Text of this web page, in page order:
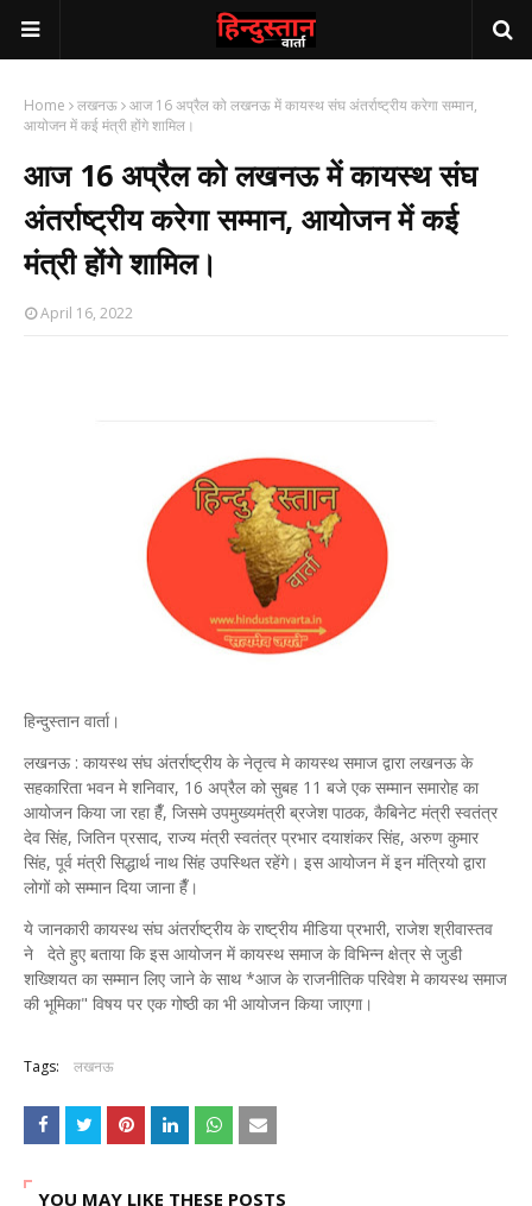
Home लखनऊ आज 16 अप्रैल को लखनऊ में कायस्थ संघ अंतर्राष्ट्रीय करेगा सम्मान,
आयोजन में कई मंत्री होंगे शामिल।
आज 16 अप्रैल को लखनऊ में कायस्थ संघ
अंतर्राष्ट्रीय करेगा सम्मान, आयोजन में कई
मंत्री होंगे शामिल।
April 16, 2022
हिन्दुस्तान वार्ता।
लखनऊ : कायस्थ संघ अंतर्राष्ट्रीय के नेतृत्व मे कायस्थ समाज द्वारा लखनऊ के
सहकारिता भवन मे शनिवार, 16 अप्रैल को सुबह 11 बजे एक सम्मान समारोह का
आयोजन किया जा रहा हैँ, जिसमे उपमुख्यमंत्री ब्रजेश पाठक, कैबिनेट मंत्री स्वतंत्र
देव सिंह, जितिन प्रसाद, राज्य मंत्री स्वतंत्र प्रभार दयाशंकर सिंह, अरुण कुमार
सिंह, पूर्व मंत्री सिद्धार्थ नाथ सिंह उपस्थित रहेंगे। इस आयोजन में इन मंत्रियो द्वारा
लोगों को सम्मान दिया जाना हैँ।
ये जानकारी कायस्थ संघ अंतर्राष्ट्रीय के राष्ट्रीय मीडिया प्रभारी, राजेश श्रीवास्तव
ने देते हुए बताया कि इस आयोजन में कायस्थ समाज के विभिन्न क्षेत्र से जुडी
शख्शियत का सम्मान लिए जाने के साथ *आज के राजनीतिक परिवेश मे कायस्थ समाज
की भूमिका" विषय पर एक गोष्ठी का भी आयोजन किया जाएगा।
Tags: लखनऊ
YOU MAY LIKE THESE POSTS